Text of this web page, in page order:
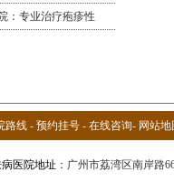
：专业治疗疱疹性
路线- 预约挂号- 在线咨询- 网站地
医院地址 ：广州市荔湾区南岸路